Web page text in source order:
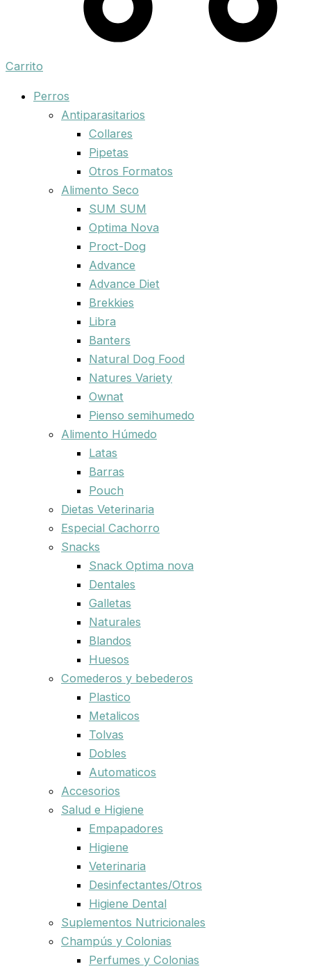
Carrito
Perros
Antiparasitarios
Collares
Pipetas
Otros Formatos
Alimento Seco
SUM SUM
Optima Nova
Proct-Dog
Advance
Advance Diet
Brekkies
Libra
Banters
Natural Dog Food
Natures Variety
Ownat
Pienso semihumedo
Alimento Húmedo
Latas
Barras
Pouch
Dietas Veterinaria
Especial Cachorro
Snacks
Snack Optima nova
Dentales
Galletas
Naturales
Blandos
Huesos
Comederos y bebederos
Plastico
Metalicos
Tolvas
Dobles
Automaticos
Accesorios
Salud e Higiene
Empapadores
Higiene
Veterinaria
Desinfectantes/Otros
Higiene Dental
Suplementos Nutricionales
Champús y Colonias
Perfumes y Colonias